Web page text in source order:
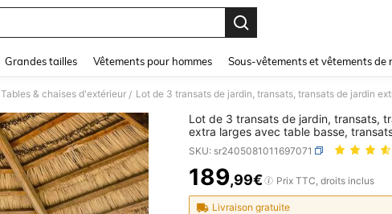
Grandes tailles Vêtements pour hommes Sous-vêtements et vêtements de
Tables & chaises d'extérieur /
Lot de 3 transats de jardin, transats,
extra larges avec table basse,
entièrement en aluminium, chaise
en forme de S, convient pour jardin,
SKU: sr2405081011697071
PRICE AND
189,99€ Prix TTC, droits inclus
Livraison gratuite